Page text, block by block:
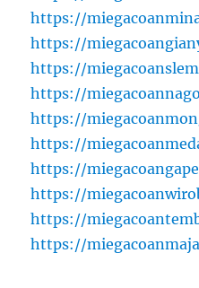
https://
https://
https://
https://
https://
https://
https://
https://
https://
https://